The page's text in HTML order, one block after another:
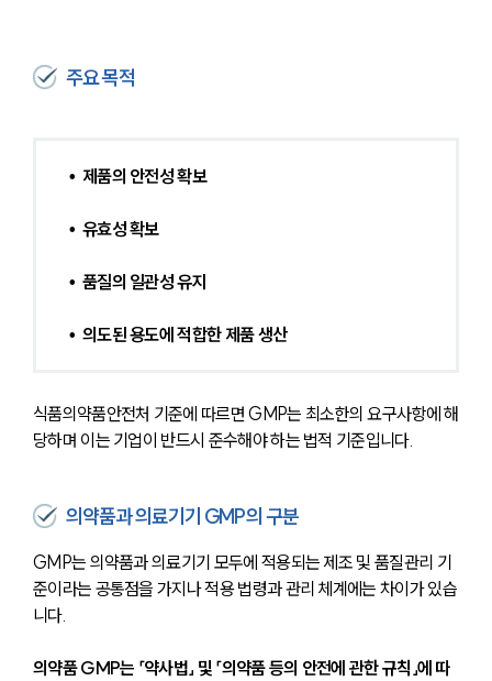
주요 목적
•  제품의 안전성 확보
•  유효성 확보
•  품질의 일관성 유지
•  의도된 용도에 적합한 제품 생산
식품의약품안전처 기준에 따르면 GMP는 최소한의 요구사항에 해
당하며 이는 기업이 반드시 준수해야 하는 법적 기준입니다.
의약품과 의료기기 GMP의 구분
GMP는 의약품과 의료기기 모두에 적용되는 제조 및 품질관리 기
준이라는 공통점을 가지나 적용 법령과 관리 체계에는 차이가 있습
니다.
의약품 GMP는 「약사법」 및 「의약품 등의 안전에 관한 규칙」에 따